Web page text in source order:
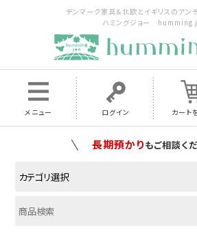
デンマーク家具＆北欧とイギリスのアン
ハミングジョー humming
メニュー ログイン カート
家具の配送料は全国当店で